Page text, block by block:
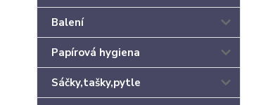
Balení
Papírová hygiena
Sáčky,tašky,pytle